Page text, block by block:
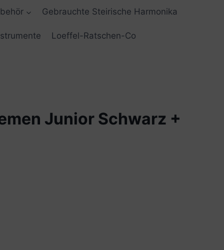
Gebrauchte Steirische Harmonika
Loeffel-Ratschen-Co
Junior Schwarz +